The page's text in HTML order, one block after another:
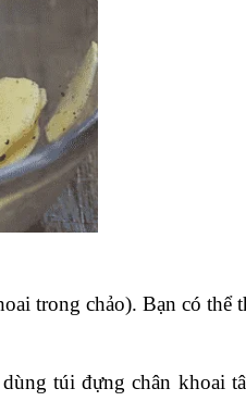
trong chảo). Bạn có thể
túi đựng chân khoai